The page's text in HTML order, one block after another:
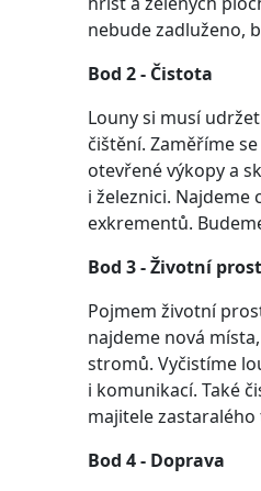
nebude zadluženo,
Bod 2 - Čistota
Louny si musí
čištění. Zaměříme
otevřené výkopy a
i železnici.
exkrementů.
Bod 3 - Životní
Pojmem životní
najdeme nová
stromů. Vyčistíme
i komunikací. Také
majitele
Bod 4 - Doprava